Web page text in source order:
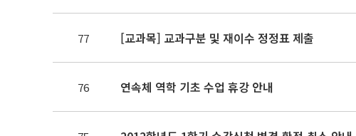
77 [교과목] 교과구분 및 재이수 정정표 제출
76 연속체 역학 기초 수업 휴강 안내